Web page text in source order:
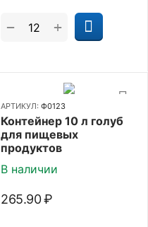
+
−
АРТИКУЛ: Ф0123
Контейнер 10 л голуб
для пищевых
продуктов
В наличии
265.90₽